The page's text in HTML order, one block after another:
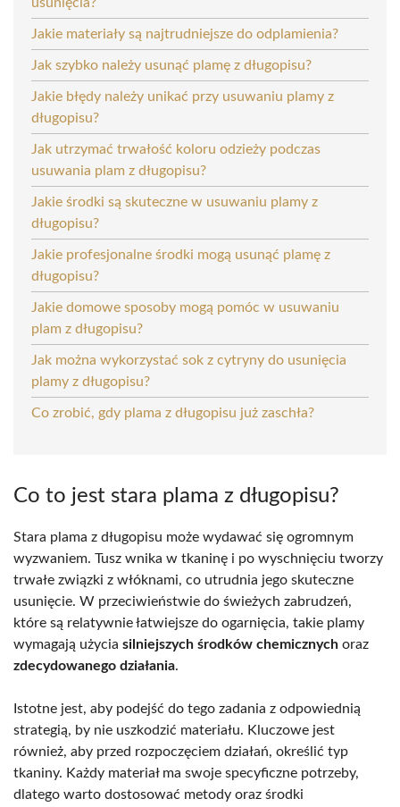
Jakie materiały są najtrudniejsze do odplamienia?
Jak szybko należy usunąć plamę z długopisu?
Jakie błędy należy unikać przy usuwaniu plamy z
długopisu?
Jak utrzymać trwałość koloru odzieży podczas
usuwania plam z długopisu?
Jakie środki są skuteczne w usuwaniu plamy z
długopisu?
Jakie profesjonalne środki mogą usunąć plamę z
długopisu?
Jakie domowe sposoby mogą pomóc w usuwaniu
plam z długopisu?
Jak można wykorzystać sok z cytryny do usunięcia
plamy z długopisu?
Co zrobić, gdy plama z długopisu już zaschła?
Co to jest stara plama z długopisu?
Stara plama z długopisu może wydawać się ogromnym
wyzwaniem. Tusz wnika w tkaninę i po wyschnięciu tworzy
trwałe związki z włóknami, co utrudnia jego skuteczne
usunięcie. W przeciwieństwie do świeżych zabrudzeń,
które są relatywnie łatwiejsze do ogarnięcia, takie plamy
wymagają użycia silniejszych środków chemicznych oraz
zdecydowanego działania.
Istotne jest, aby podejść do tego zadania z odpowiednią
strategią, by nie uszkodzić materiału. Kluczowe jest
również, aby przed rozpoczęciem działań, określić typ
tkaniny. Każdy materiał ma swoje specyficzne potrzeby,
dlatego warto dostosować metody oraz środki